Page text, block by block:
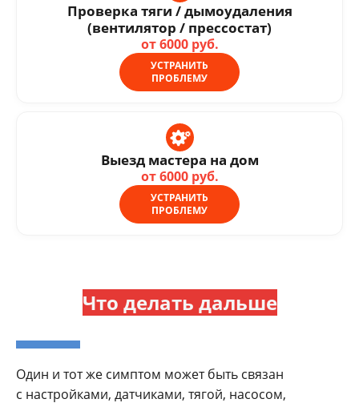
Проверка тяги / дымоудаления
(вентилятор / прессостат)
от 6000 руб.
УСТРАНИТЬ
ПРОБЛЕМУ
Выезд мастера на дом
от 6000 руб.
УСТРАНИТЬ
ПРОБЛЕМУ
Что делать дальше
Один и тот же симптом может быть связан
с настройками, датчиками, тягой, насосом,